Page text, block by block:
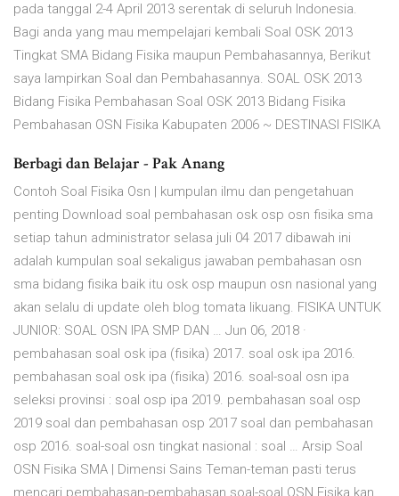
pada tanggal 2-4 April 2013 serentak di seluruh Indonesia.
Bagi anda yang mau mempelajari kembali Soal OSK 2013
Tingkat SMA Bidang Fisika maupun Pembahasannya, Berikut
saya lampirkan Soal dan Pembahasannya. SOAL OSK 2013
Bidang Fisika Pembahasan Soal OSK 2013 Bidang Fisika
Pembahasan OSN Fisika Kabupaten 2006 ~ DESTINASI FISIKA
Berbagi dan Belajar - Pak Anang
Contoh Soal Fisika Osn | kumpulan ilmu dan pengetahuan
penting Download soal pembahasan osk osp osn fisika sma
setiap tahun administrator selasa juli 04 2017 dibawah ini
adalah kumpulan soal sekaligus jawaban pembahasan osn
sma bidang fisika baik itu osk osp maupun osn nasional yang
akan selalu di update oleh blog tomata likuang. FISIKA UNTUK
JUNIOR: SOAL OSN IPA SMP DAN … Jun 06, 2018 ·
pembahasan soal osk ipa (fisika) 2017. soal osk ipa 2016.
pembahasan soal osk ipa (fisika) 2016. soal-soal osn ipa
seleksi provinsi : soal osp ipa 2019. pembahasan soal osp
2019 soal dan pembahasan osp 2017 soal dan pembahasan
osp 2016. soal-soal osn tingkat nasional : soal … Arsip Soal
OSN Fisika SMA | Dimensi Sains Teman-teman pasti terus